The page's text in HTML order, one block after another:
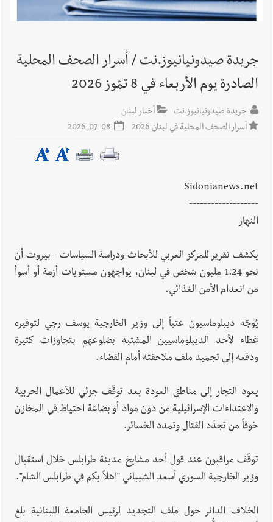
أخبار صيدا بالصور: رئيسا بلديتي صيدا وصور يشاركان في ورشة
أخبار لبنان بهية الحريري تقدم بإسم الرئيس سعد الحريري التعازي
بوفاة الراحل ميشال معلولي
الجيش اللبناني : إصابة أحد العسكريين بجروح طفيفة
نتيجة استهداف إسرائيلي معادٍ لجرافة للجيش في بلدة المنصوري -
اللبناني خلال عملها في المنصوري ومعلومات أولية عن اصابة أحد
العسكريين
بسام طليس : نرفض فرض ضريبة جديدة على
المحروقات تحت شعار حماية البيئة والأولوية اليوم للتخفيف من
معاناة المواطنين
أخبار لبنان الرئيس بري يدعو الى جلسة عامة في 11 و12 الحالي
العالم العربي
رجل الاعمال الاماراتي خلف الحبتور : 112 شهيداً
شُيّعوا في ‫غزة‬ بعد أن بقوا تحت الأنقاض منذ عام 2023: أيُعقل أن
المعاناة التي تمزق القلوب والضمائر؟
جريدة صيدونيانيوز.نت / أسرار الصحف المحلية
الصادرة يوم الأربعاء في 8 تمّوز 2026
جريدة صيدونيانيوز.نت
أخبار لبنان
أسرار الصحف المحلية في لبنان 2026
2026-07-08
Sidonianews.net
-------------------
النهار
يكشف تقرير للمركز العربي للأبحاث ودراسة السياسات - بيروت أن
نحو 1.24 مليون شخص في لبنان، يواجهون مستويات أزمة أو أسوأ
من انعدام الأمن الغذائي.
يُوجّه ديبلوماسيون عتباً إلى وزير الخارجية يوسف رجي لتوفيره
غطاء لأحد الديبلوماسيين المشتبه بضلوعهم بتجاوزات كثيرة
ودفعه إلى تجميد ملف ملاحقته أمام القضاء.
يعود التجار إلى مناطق العودة بعد توقّف جزئي للأعمال الحربية
والاعتداءات الإسرائيلية من دون مواد أو بضاعة احتياط في المخازن
خوفاً من تجدّد القتال وتمدد الخسائر.
توقّف مراقبون عند قول أحد مشايخ مدينة طرابلس خلال استقبال
وزير الخارجية السوري أسعد الشيباني "اهلاً بكم في طرابلس الشام".
الخلاف الدائر حول ملف التجديد لرئيس الجامعة اللبنانية بلغ